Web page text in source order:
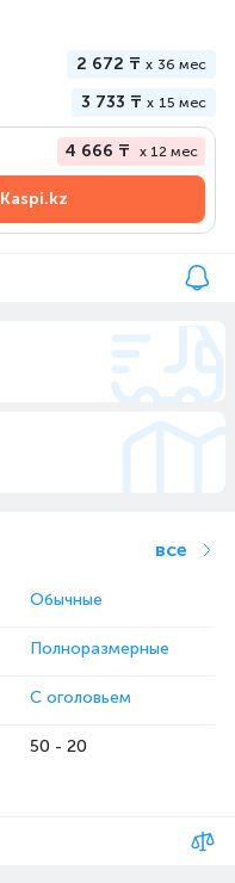
2 672 ₸ x 36 мес
3 733 ₸ x 15 мес
4 666 ₸ x 12 мес
Kaspi.kz
все
Обычные
Полноразмерные
С оголовьем
50 - 20